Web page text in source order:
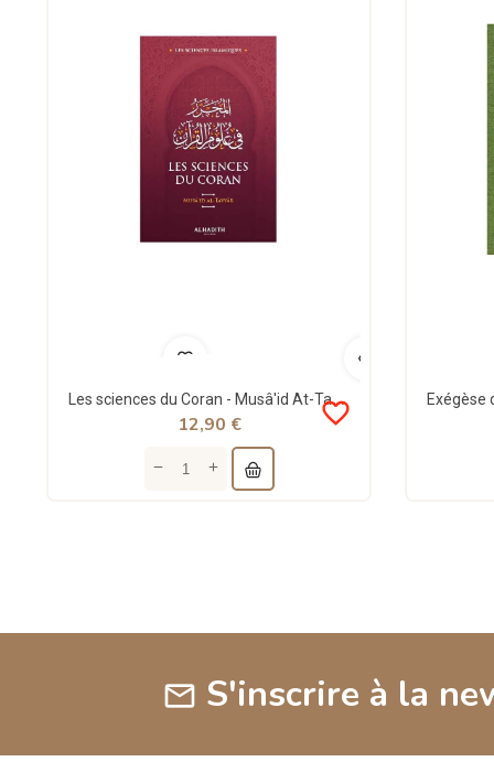
Les sciences du Coran - Musâ'id At-Tayyar - al-Hadith
favorite_border
12,90 €
mail S'inscrire à la